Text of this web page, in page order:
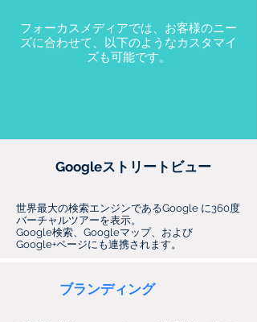
フォーカスメディアでは、お客様のニー
ズに合わせて、以下のようなカスタマイ
ズも可能です。
Googleストリートビュー
世界最大の検索エンジンであるGoogle に360度
バーチャルツアーを表示。
Google検索、Googleマップ、および
Google+ページにも連携されます。
ブランディング